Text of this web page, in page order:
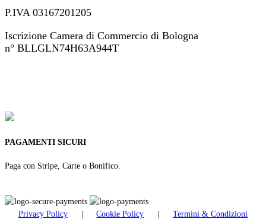
P.IVA 03167201205
Iscrizione Camera di Commercio di Bologna
n° BLLGLN74H63A944T
PAGAMENTI SICURI
Paga con Stripe, Carte o Bonifico.
Privacy Policy | Cookie Policy | Termini & Condizioni